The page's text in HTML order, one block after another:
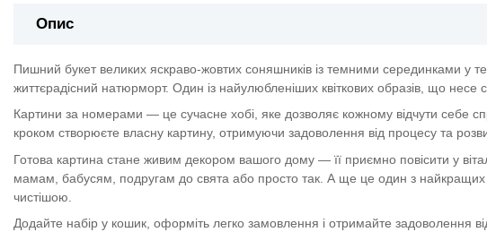
Опис
Пишний букет великих яскраво-жовтих соняшників із темними серединками у
життєрадісний натюрморт. Один із найулюбленіших квіткових образів, що несе
Картини за номерами — це сучасне хобі, яке дозволяє кожному відчути себе
кроком створюєте власну картину, отримуючи задоволення від процесу та
Готова картина стане живим декором вашого дому — її приємно повісити у
мамам, бабусям, подругам до свята або просто так. А ще це один з найкращих
чистішою.
Додайте набір у кошик, оформіть легко замовлення і отримайте задоволення